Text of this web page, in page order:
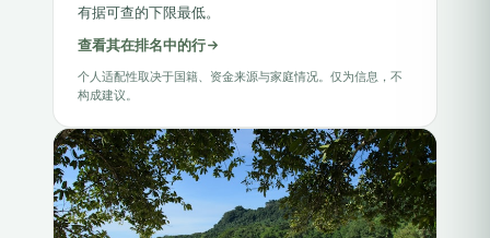
有据可查的下限最低。
查看其在排名中的行
个人适配性取决于国籍、资金来源与家庭情况。仅为信息，不
构成建议。